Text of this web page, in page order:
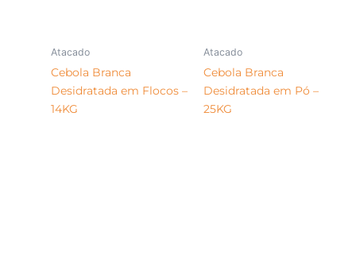
Atacado
Cebola Branca
Desidratada em Flocos –
14KG
Atacado
Cebola Branca
Desidratada em Pó –
25KG